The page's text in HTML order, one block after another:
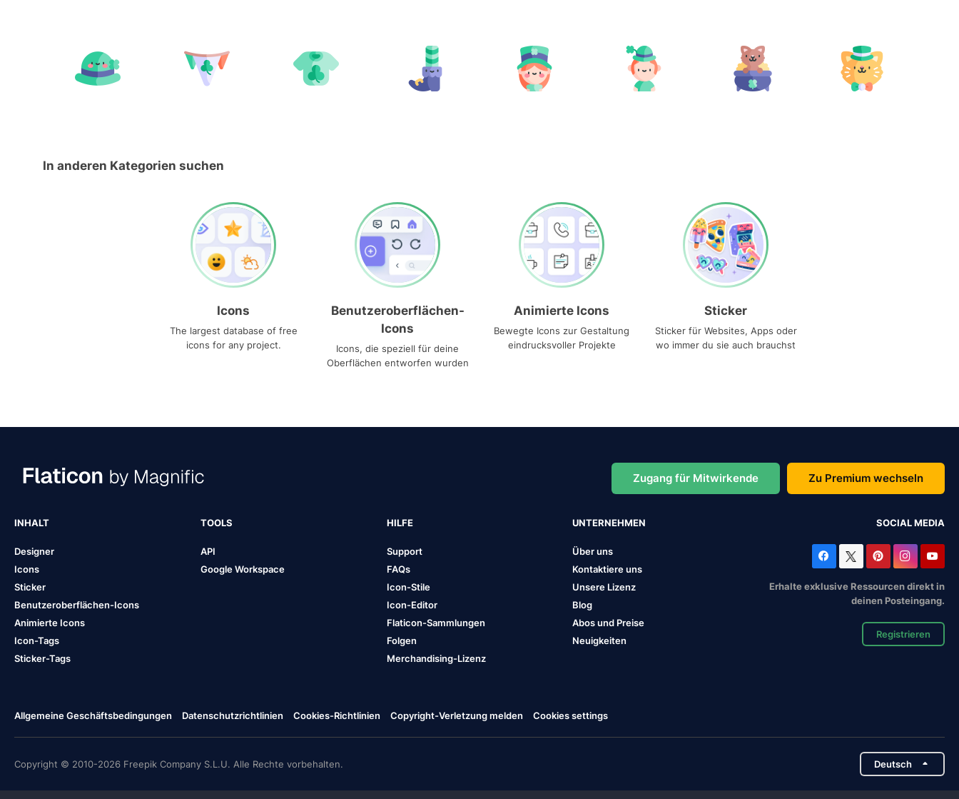
In anderen Kategorien suchen
Icons
The largest database of free
icons for any project.
Benutzeroberflächen-
Icons
Icons, die speziell für deine
Oberflächen entworfen wurden
Animierte Icons
Bewegte Icons zur Gestaltung
eindrucksvoller Projekte
Sticker
Sticker für Websites, Apps oder
wo immer du sie auch brauchst
Zugang für Mitwirkende Zu Premium wechseln
INHALT
Designer
Icons
Sticker
Benutzeroberflächen-Icons
Animierte Icons
Icon-Tags
Sticker-Tags
TOOLS
API
Google Workspace
HILFE
Support
FAQs
Icon-Stile
Icon-Editor
Flaticon-Sammlungen
Folgen
Merchandising-Lizenz
UNTERNEHMEN
Über uns
Kontaktiere uns
Unsere Lizenz
Blog
Abos und Preise
Neuigkeiten
SOCIAL MEDIA
Erhalte exklusive Ressourcen direkt in
deinen Posteingang.
Registrieren
Allgemeine Geschäftsbedingungen Datenschutzrichtlinien Cookies-Richtlinien Copyright-Verletzung melden Cookies settings
Copyright © 2010-2026 Freepik Company S.L.U. Alle Rechte vorbehalten. Deutsch